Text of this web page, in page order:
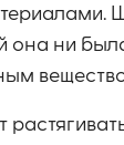
она ни